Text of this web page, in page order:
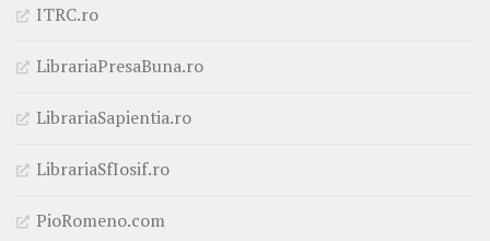
ITRC.ro
LibrariaPresaBuna.ro
LibrariaSapientia.ro
LibrariaSfIosif.ro
PioRomeno.com